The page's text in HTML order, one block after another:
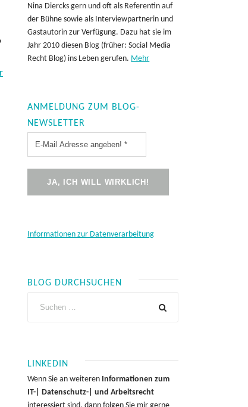
Nina Diercks gern und oft als Referentin auf
der Bühne sowie als Interviewpartnerin und
Gastautorin zur Verfügung. Dazu hat sie im
Jahr 2010 diesen Blog (früher: Social Media
Recht Blog) ins Leben gerufen. Mehr
ANMELDUNG ZUM BLOG-
NEWSLETTER
Informationen zur Datenverarbeitung
BLOG DURCHSUCHEN
LINKEDIN
Wenn Sie an weiteren Informationen zum
IT-| Datenschutz-| und Arbeitsrecht